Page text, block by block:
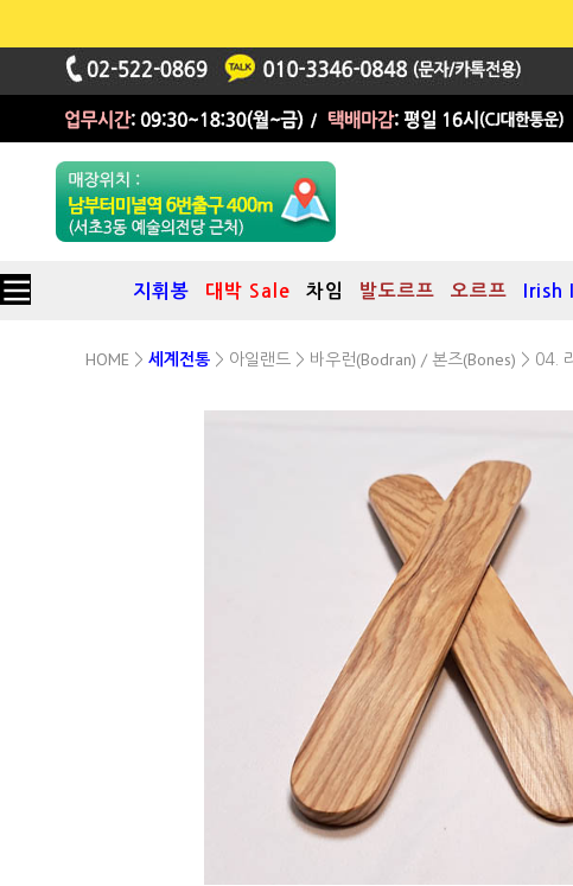
지휘봉 대박 Sale 차임 발도르프 오르프
HOME > 세계전통 > 아일랜드 > 바우런(Bodran) / 본즈(Bones) > 04.